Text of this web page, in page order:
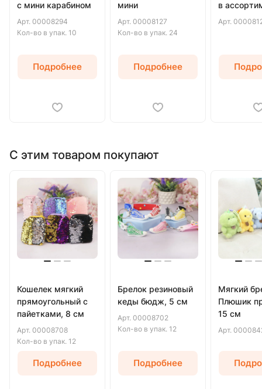
с мини карабином
Арт. 00008294
Кол-во в упак. 10
Подробнее
мини
Арт. 00008127
Кол-во в упак. 24
Подробнее
в
Арт.
С этим товаром покупают
Кошелек мягкий
прямоугольный с
пайетками, 8 см
Арт. 00008708
Кол-во в упак. 12
Подробнее
Брелок резиновый
кеды бюдж, 5 см
Арт. 00008702
Кол-во в упак. 12
Подробнее
Мягкий
Плюшик
15 см
Арт.